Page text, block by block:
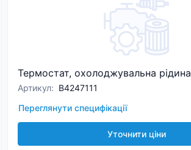
Термостат, охолоджувальна рідина
Артикул: B4247111
Переглянути специфікації
Уточнити ціни